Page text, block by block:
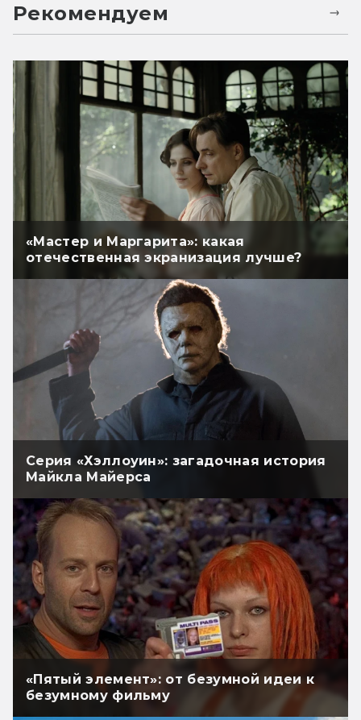
Рекомендуем
«Мастер и Маргарита»: какая
отечественная экранизация лучше?
Серия «Хэллоуин»: загадочная история
Майкла Майерса
«Пятый элемент»: от безумной идеи к
безумному фильму